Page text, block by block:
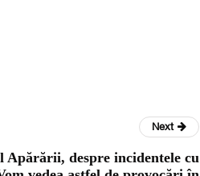
Next
despre incidentele cu